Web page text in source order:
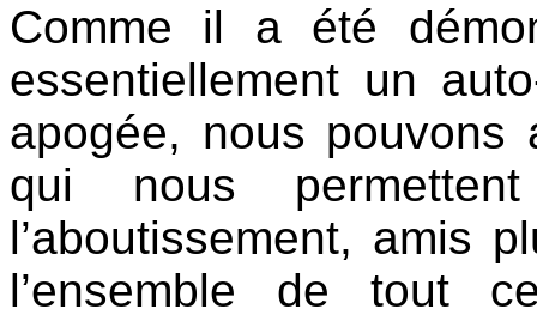
Comme il a été
essentiellement un
apogée, nous pouvons
qui nous
l’aboutissement, amis
l’ensemble de tout